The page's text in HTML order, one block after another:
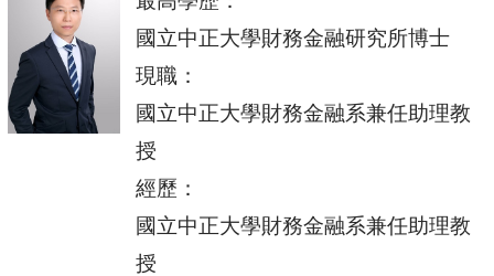
國立中正大學財務金融研究所博士
現職：
國立中正大學財務金融系兼任助理教
授
經歷：
國立中正大學財務金融系兼任助理教
授